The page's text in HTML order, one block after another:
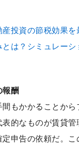
産投資の節税効果を
は？シミュレーシ
報酬
もかかることから
表的なものが賃貸
申告の依頼だ。こ